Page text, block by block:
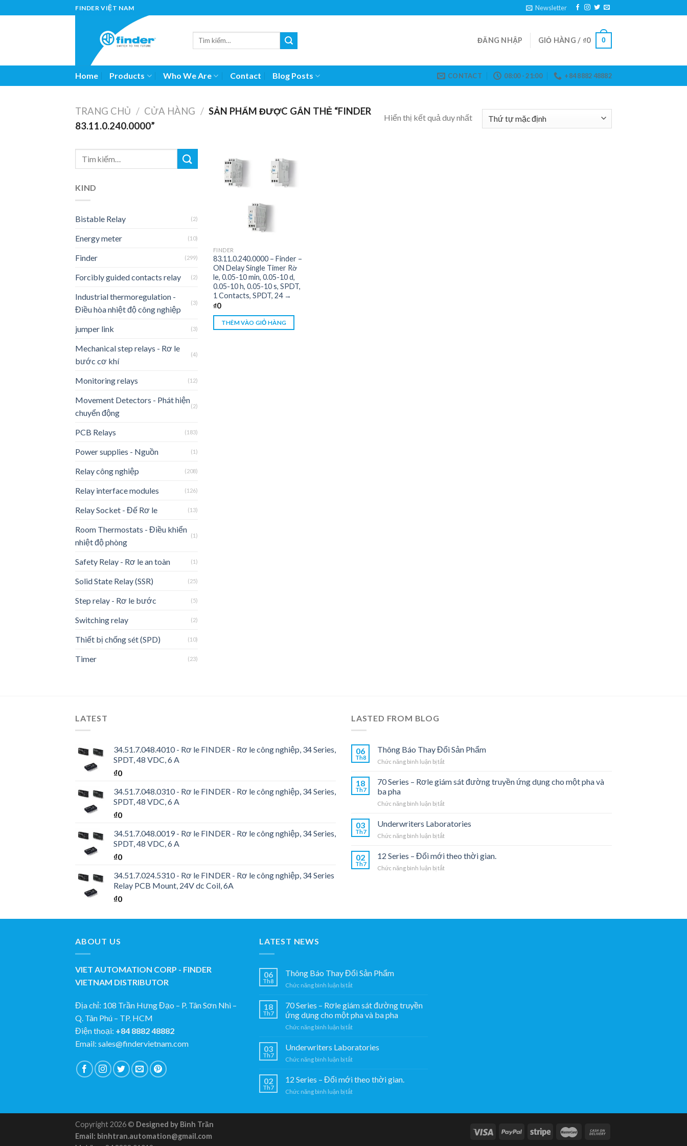
to
FINDER VIỆT NAM Newsletter
ĐĂNG NHẬP GIỎ HÀNG / ₫0 0
Home Products Who We Are Contact Blog Posts CONTACT 08:00 - 21:00 +84 8882 48882
TRANG CHỦ / CỬA HÀNG / SẢN PHẨM ĐƯỢC GẮN THẺ “FINDER
83.11.0.240.0000”
Hiển thị kết quả duy nhất
KIND
Bistable Relay (2)
Energy meter (10)
Finder (299)
Forcibly guided contacts relay (2)
Industrial thermoregulation -
Điều hòa nhiệt độ công nghiệp
(3)
jumper link (3)
Mechanical step relays - Rơ le
bước cơ khí
(4)
Monitoring relays (12)
Movement Detectors - Phát hiện
chuyển động
(2)
PCB Relays (183)
Power supplies - Nguồn (1)
Relay công nghiệp (208)
Relay interface modules (126)
Relay Socket - Đế Rơ le (13)
Room Thermostats - Điều khiển
nhiệt độ phòng
(1)
Safety Relay - Rơ le an toàn (1)
Solid State Relay (SSR) (25)
Step relay - Rơ le bước (5)
Switching relay (2)
Thiết bị chống sét (SPD) (10)
Timer (23)
FINDER
83.11.0.240.0000 – Finder –
ON Delay Single Timer Rờ
le, 0.05-10 min, 0.05-10 d,
0.05-10 h, 0.05-10 s, SPDT,
1 Contacts, SPDT, 24 →
₫0
THÊM VÀO GIỎ HÀNG
LATEST
34.51.7.048.4010 - Rơ le FINDER - Rơ le công nghiệp, 34 Series,
SPDT, 48 VDC, 6 A
₫0
34.51.7.048.0310 - Rơ le FINDER - Rơ le công nghiệp, 34 Series,
SPDT, 48 VDC, 6 A
₫0
34.51.7.048.0019 - Rơ le FINDER - Rơ le công nghiệp, 34 Series,
SPDT, 48 VDC, 6 A
₫0
34.51.7.024.5310 - Rơ le FINDER - Rơ le công nghiệp, 34 Series
Relay PCB Mount, 24V dc Coil, 6A
₫0
LASTED FROM BLOG
06
Th8
Thông Báo Thay Đổi Sản Phẩm
Chức năng bình luận bị tắtở
Báo
Sản
18
Th7
70 Series – Rơle giám sát đường truyền ứng dụng cho một pha và
ba pha
Chức năng bình luận bị tắtở
Series
Rơle
sát
03
Th7
Underwriters Laboratories
Chức năng bình luận bị tắtở
Laboratories
02
Th7
12 Series – Đổi mới theo thời gian.
Chức năng bình luận bị tắtở
theo
ABOUT US
VIET AUTOMATION CORP - FINDER
VIETNAM DISTRIBUTOR
Địa chỉ: 108 Trần Hưng Đạo – P. Tân Sơn Nhì –
Q. Tân Phú – TP. HCM
Điện thoại: +84 8882 48882
Email: sales@findervietnam.com
LATEST NEWS
06
Th8
Thông Báo Thay Đổi Sản Phẩm
Chức năng bình luận bị tắtở
Báo
Thay
Đổi
Sản
18
Th7
70 Series – Rơle giám sát đường truyền
ứng dụng cho một pha và ba pha
Chức năng bình luận bị tắtở
Series
–
Rơle
sát
truyền
dụng
03
Th7
Underwriters Laboratories
Chức năng bình luận bị tắtở
Laboratories
02
Th7
12 Series – Đổi mới theo thời gian.
Chức năng bình luận bị tắtở
Copyright 2026 © Designed by Bình Trần
Email: binhtran.automation@gmail.com